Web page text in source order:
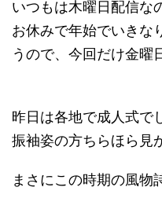
いつもは木曜日配信な
お休みで年始でいきな
うので、今回だけ金曜
昨日は各地で成人式で
振袖姿の方ちらほら見
まさにこの時期の風物